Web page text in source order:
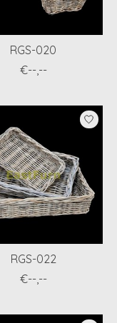
RGS-020
€--,--
RGS-022
€--,--